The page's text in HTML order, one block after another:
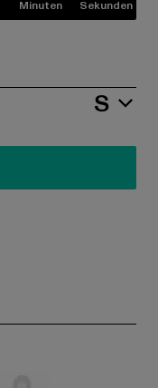
Minuten Sekunden
S